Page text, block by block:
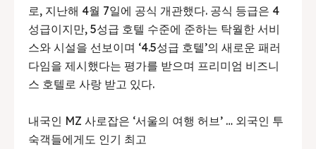
로, 지난해 4월 7일에 공식 개관했다. 공식 등급은 4
성급이지만, 5성급 호텔 수준에 준하는 탁월한 서비
스와 시설을 선보이며 ‘4.5성급 호텔’의 새로운 패러
다임을 제시했다는 평가를 받으며 프리미엄 비즈니
스 호텔로 사랑 받고 있다.
내국인 MZ 사로잡은 ‘서울의 여행 허브’ … 외국인 투
숙객들에게도 인기 최고